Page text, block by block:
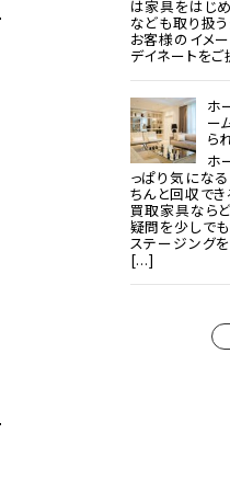
は家具をはじめ
なども取り扱
お客様のイメ
デイネートを
ホ
ー
ら
ホ
っぱり気にな
ちんと回収で
買取家具なら
疑問を少しで
ステージング
[...]